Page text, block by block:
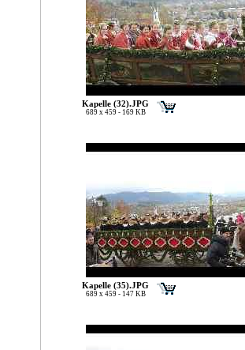
Kapelle (32).JPG
689 x 459 - 169 KB
Kapelle (35).JPG
689 x 459 - 147 KB